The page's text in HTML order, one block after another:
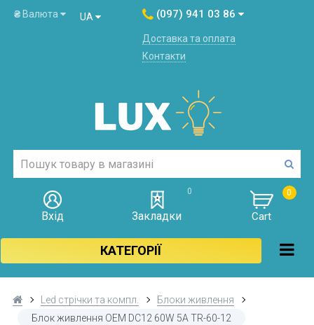
₴ Валюта UA (097) 941 03 86
Доставка та оплата
Контакти
Вхід
0
Закладки
0
Cart
КАТЕГОРІЇ
Led стрічки та компл.
Блоки живлення
Блок живлення OEM DC12 60W 5А TR-60-12